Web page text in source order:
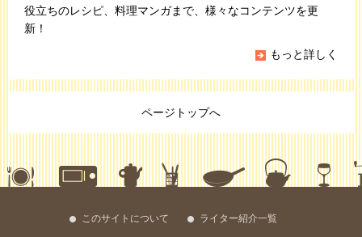
役立ちのレシピ、料理マンガまで、様々なコンテンツを更
新！
もっと詳しく
ページトップへ
このサイトについて ライター紹介一覧